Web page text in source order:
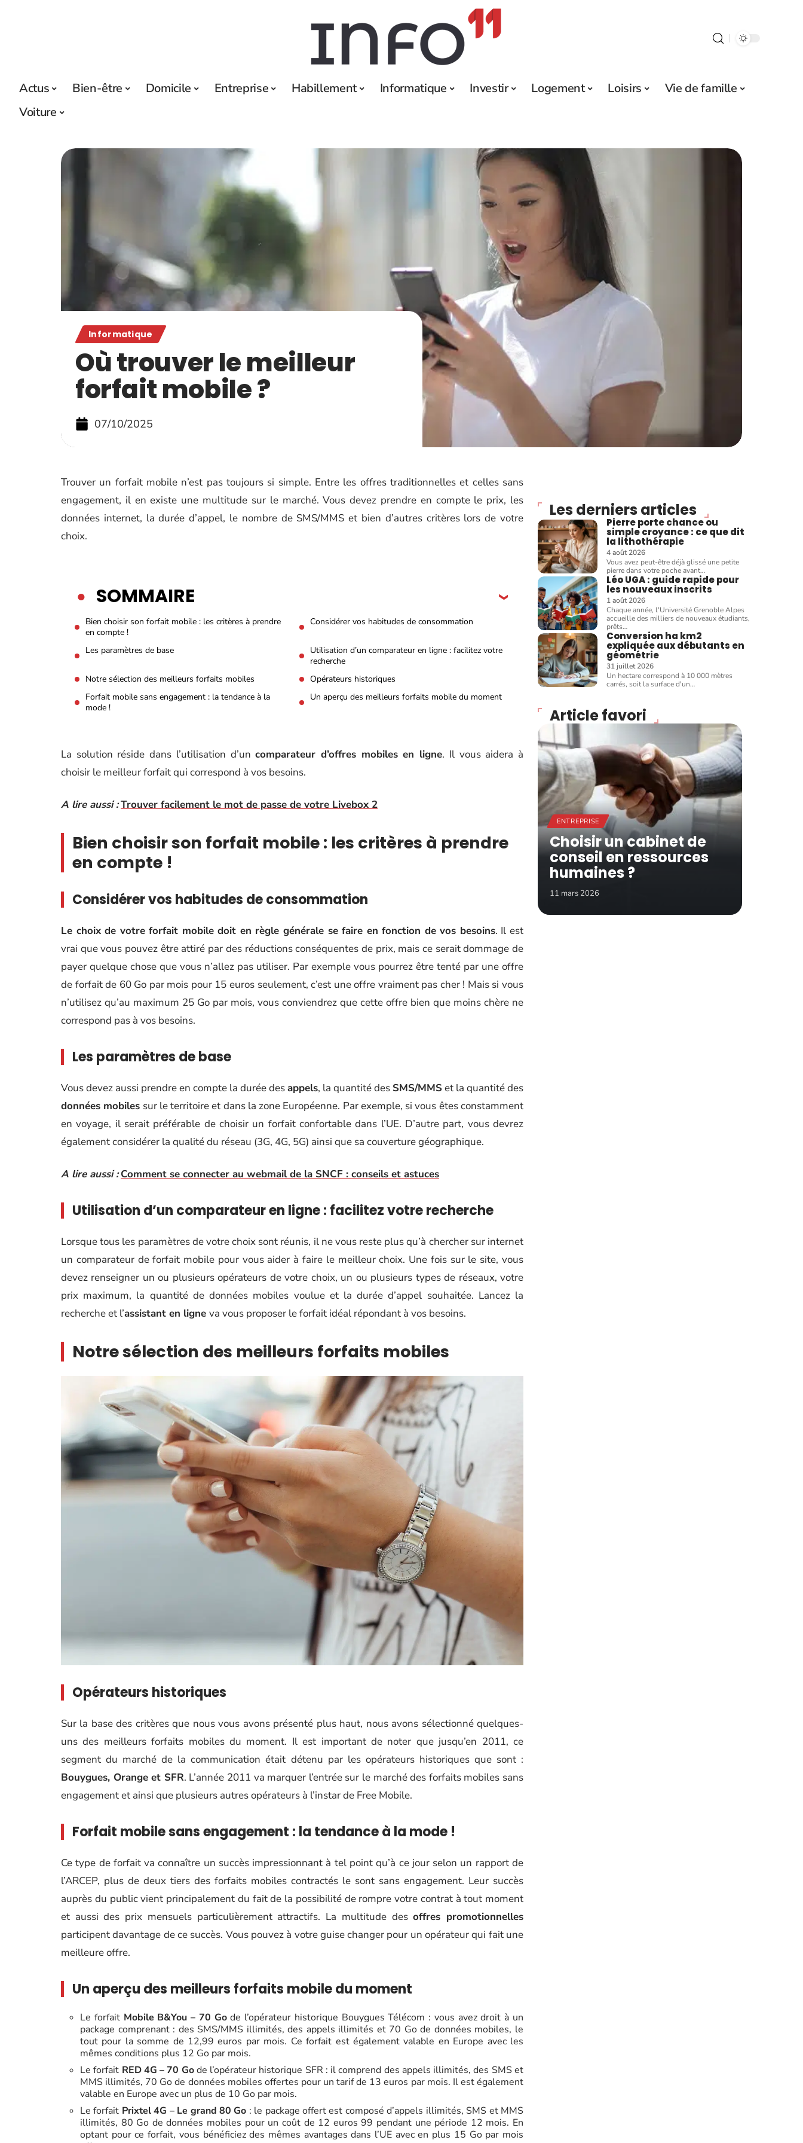
Actus Bien-être Domicile Entreprise Habillement Informatique Investir Logement Loisirs
Vie de famille
Voiture
Informatique
Où trouver le meilleur
forfait mobile ?
07/10/2025
Trouver un forfait mobile n’est pas toujours si simple. Entre les offres traditionnelles et celles sans
engagement, il en existe une multitude sur le marché. Vous devez prendre en compte le prix, les
données internet, la durée d’appel, le nombre de SMS/MMS et bien d’autres critères lors de votre
choix.
SOMMAIRE
Bien choisir son forfait mobile : les critères à prendre
en compte !
Considérer vos habitudes de consommation
Les paramètres de base
Utilisation d’un comparateur en ligne : facilitez votre
recherche
Notre sélection des meilleurs forfaits mobiles
Opérateurs historiques
Forfait mobile sans engagement : la tendance à la
mode !
Un aperçu des meilleurs forfaits mobile du moment
La solution réside dans l’utilisation d’uncomparateur d’offres mobiles en ligne. Il vous aidera à
choisir le meilleur forfait qui correspond à vos besoins.
A lire aussi :Trouver facilement le mot de passe de votre Livebox 2
Bien choisir son forfait mobile : les critères à prendre
en compte !
Considérer vos habitudes de consommation
Le choix de votre forfait mobile doit en règle générale se faire en fonction de vos besoins. Il est
vrai que vous pouvez être attiré par des réductions conséquentes de prix, mais ce serait dommage de
payer quelque chose que vous n’allez pas utiliser. Par exemple vous pourrez être tenté par une offre
de forfait de 60 Go par mois pour 15 euros seulement, c’est une offre vraiment pas cher ! Mais si vous
n’utilisez qu’au maximum 25 Go par mois, vous conviendrez que cette offre bien que moins chère ne
correspond pas à vos besoins.
Les paramètres de base
Vous devez aussi prendre en compte la durée desappels, la quantité des SMS/MMSet la quantité des
données mobiles sur le territoire et dans la zone Européenne. Par exemple, si vous êtes constamment
en voyage, il serait préférable de choisir un forfait confortable dans l’UE. D’autre part, vous devrez
également considérer la qualité du réseau (3G, 4G, 5G) ainsi que sa couverture géographique.
A lire aussi : Comment se connecter au webmail de la SNCF : conseils et astuces
Utilisation d’un comparateur en ligne : facilitez votre recherche
Lorsque tous les paramètres de votre choix sont réunis, il ne vous reste plus qu’à chercher sur internet
un comparateur de forfait mobile pour vous aider à faire le meilleur choix. Une fois sur le site, vous
devez renseigner un ou plusieurs opérateurs de votre choix, un ou plusieurs types de réseaux, votre
prix maximum, la quantité de données mobiles voulue et la durée d’appel souhaitée. Lancez la
recherche et l’assistant en ligne va vous proposer le forfait idéal répondant à vos besoins.
Notre sélection des meilleurs forfaits mobiles
Opérateurs historiques
Sur la base des critères que nous vous avons présenté plus haut, nous avons sélectionné quelques-
uns des meilleurs forfaits mobiles du moment. Il est important de noter que jusqu’en 2011, ce
segment du marché de la communication était détenu par les opérateurs historiques que sont :
Bouygues, Orange et SFR. L’année 2011 va marquer l’entrée sur le marché des forfaits mobiles sans
engagement et ainsi que plusieurs autres opérateurs à l’instar de Free Mobile.
Forfait mobile sans engagement : la tendance à la mode !
Ce type de forfait va connaître un succès impressionnant à tel point qu’à ce jour selon un rapport de
l’ARCEP, plus de deux tiers des forfaits mobiles contractés le sont sans engagement. Leur succès
auprès du public vient principalement du fait de la possibilité de rompre votre contrat à tout moment
et aussi des prix mensuels particulièrement attractifs. La multitude desoffres promotionnelles
participent davantage de ce succès. Vous pouvez à votre guise changer pour un opérateur qui fait une
meilleure offre.
Un aperçu des meilleurs forfaits mobile du moment
Le forfait Mobile B&You – 70 Gode l’opérateur historique Bouygues Télécom : vous avez droit à un
package comprenant : des SMS/MMS illimités, des appels illimités et 70 Go de données mobiles, le
tout pour la somme de 12,99 euros par mois. Ce forfait est également valable en Europe avec les
mêmes conditions plus 12 Go par mois.
Le forfait RED 4G – 70 Gode l’opérateur historique SFR : il comprend des appels illimités, des SMS et
MMS illimités, 70 Go de données mobiles offertes pour un tarif de 13 euros par mois. Il est également
valable en Europe avec un plus de 10 Go par mois.
Le forfait Prixtel 4G – Le grand 80 Go : le package offert est composé d’appels illimités, SMS et MMS
illimités, 80 Go de données mobiles pour un coût de 12 euros 99 pendant une période 12 mois. En
optant pour ce forfait, vous bénéficiez des mêmes avantages dans l’UE avec en plus 15 Go par mois
Les derniers articles
Pierre porte chance ou
simple croyance : ce que dit
la lithothérapie
4 août 2026
Vous avez peut-être déjà glissé une petite
pierre dans votre poche avant…
Léo UGA : guide rapide pour
les nouveaux inscrits
1 août 2026
Chaque année, l'Université Grenoble Alpes
accueille des milliers de nouveaux étudiants,
prêts…
Conversion ha km2
expliquée aux débutants en
géométrie
31 juillet 2026
Un hectare correspond à 10 000 mètres
carrés, soit la surface d'un…
Article favori
ENTREPRISE
Choisir un cabinet de
conseil en ressources
humaines ?
11 mars 2026